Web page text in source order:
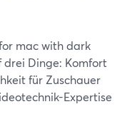
mac with dark
drei Dinge: Komfort
für Zuschauer
Expertise